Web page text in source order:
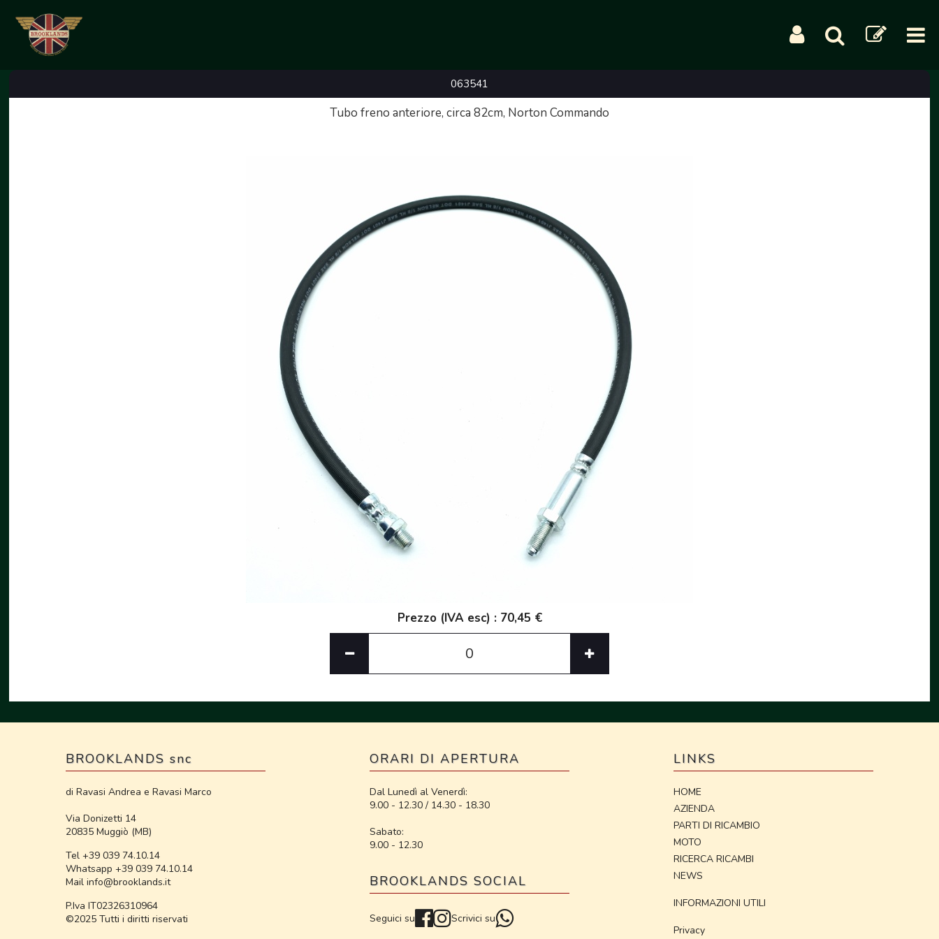
063541
Tubo freno anteriore, circa 82cm, Norton Commando
Prezzo (IVA esc) : 70,45 €
BROOKLANDS snc
di Ravasi Andrea e Ravasi Marco
Via Donizetti 14
20835 Muggiò (MB)
Tel +39 039 74.10.14
Whatsapp +39 039 74.10.14
Mail info@brooklands.it
P.Iva IT02326310964
©2025 Tutti i diritti riservati
ORARI DI APERTURA
Dal Lunedì al Venerdì:
9.00 - 12.30 / 14.30 - 18.30
Sabato:
9.00 - 12.30
BROOKLANDS SOCIAL
Seguici su Scrivici su
LINKS
HOME
AZIENDA
PARTI DI RICAMBIO
MOTO
RICERCA RICAMBI
NEWS
INFORMAZIONI UTILI
Privacy